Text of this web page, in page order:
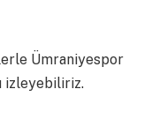
Ümraniyespor
izleyebiliriz.